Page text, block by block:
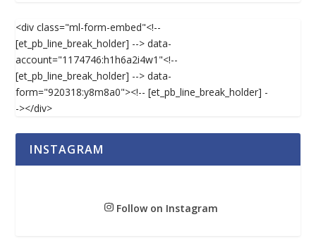
<div class="ml-form-embed"<!--
[et_pb_line_break_holder] --> data-
account="1174746:h1h6a2i4w1"<!--
[et_pb_line_break_holder] --> data-
form="920318:y8m8a0"><!-- [et_pb_line_break_holder] -
-></div>
INSTAGRAM
Follow on Instagram